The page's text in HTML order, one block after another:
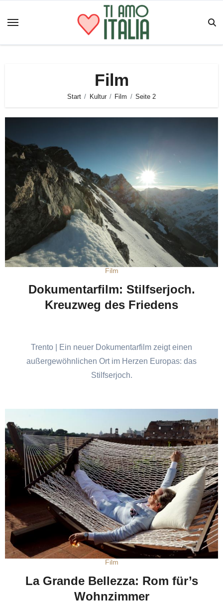
Inhalt
Film
Start Kultur Film Seite 2
Film
Dokumentarfilm: Stilfserjoch.
Kreuzweg des Friedens
Trento | Ein neuer Dokumentarfilm zeigt einen
außergewöhnlichen Ort im Herzen Europas: das
Stilfserjoch.
Film
La Grande Bellezza: Rom für’s
Wohnzimmer